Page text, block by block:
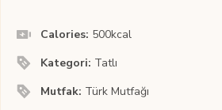
Calories: 500kcal
Kategori: Tatlı
Mutfak: Türk Mutfağı